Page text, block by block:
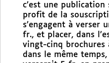
c’est une
profit de la
s’engagent à verser
fr., et placer, dans
vingt-cinq brochures
dans le même